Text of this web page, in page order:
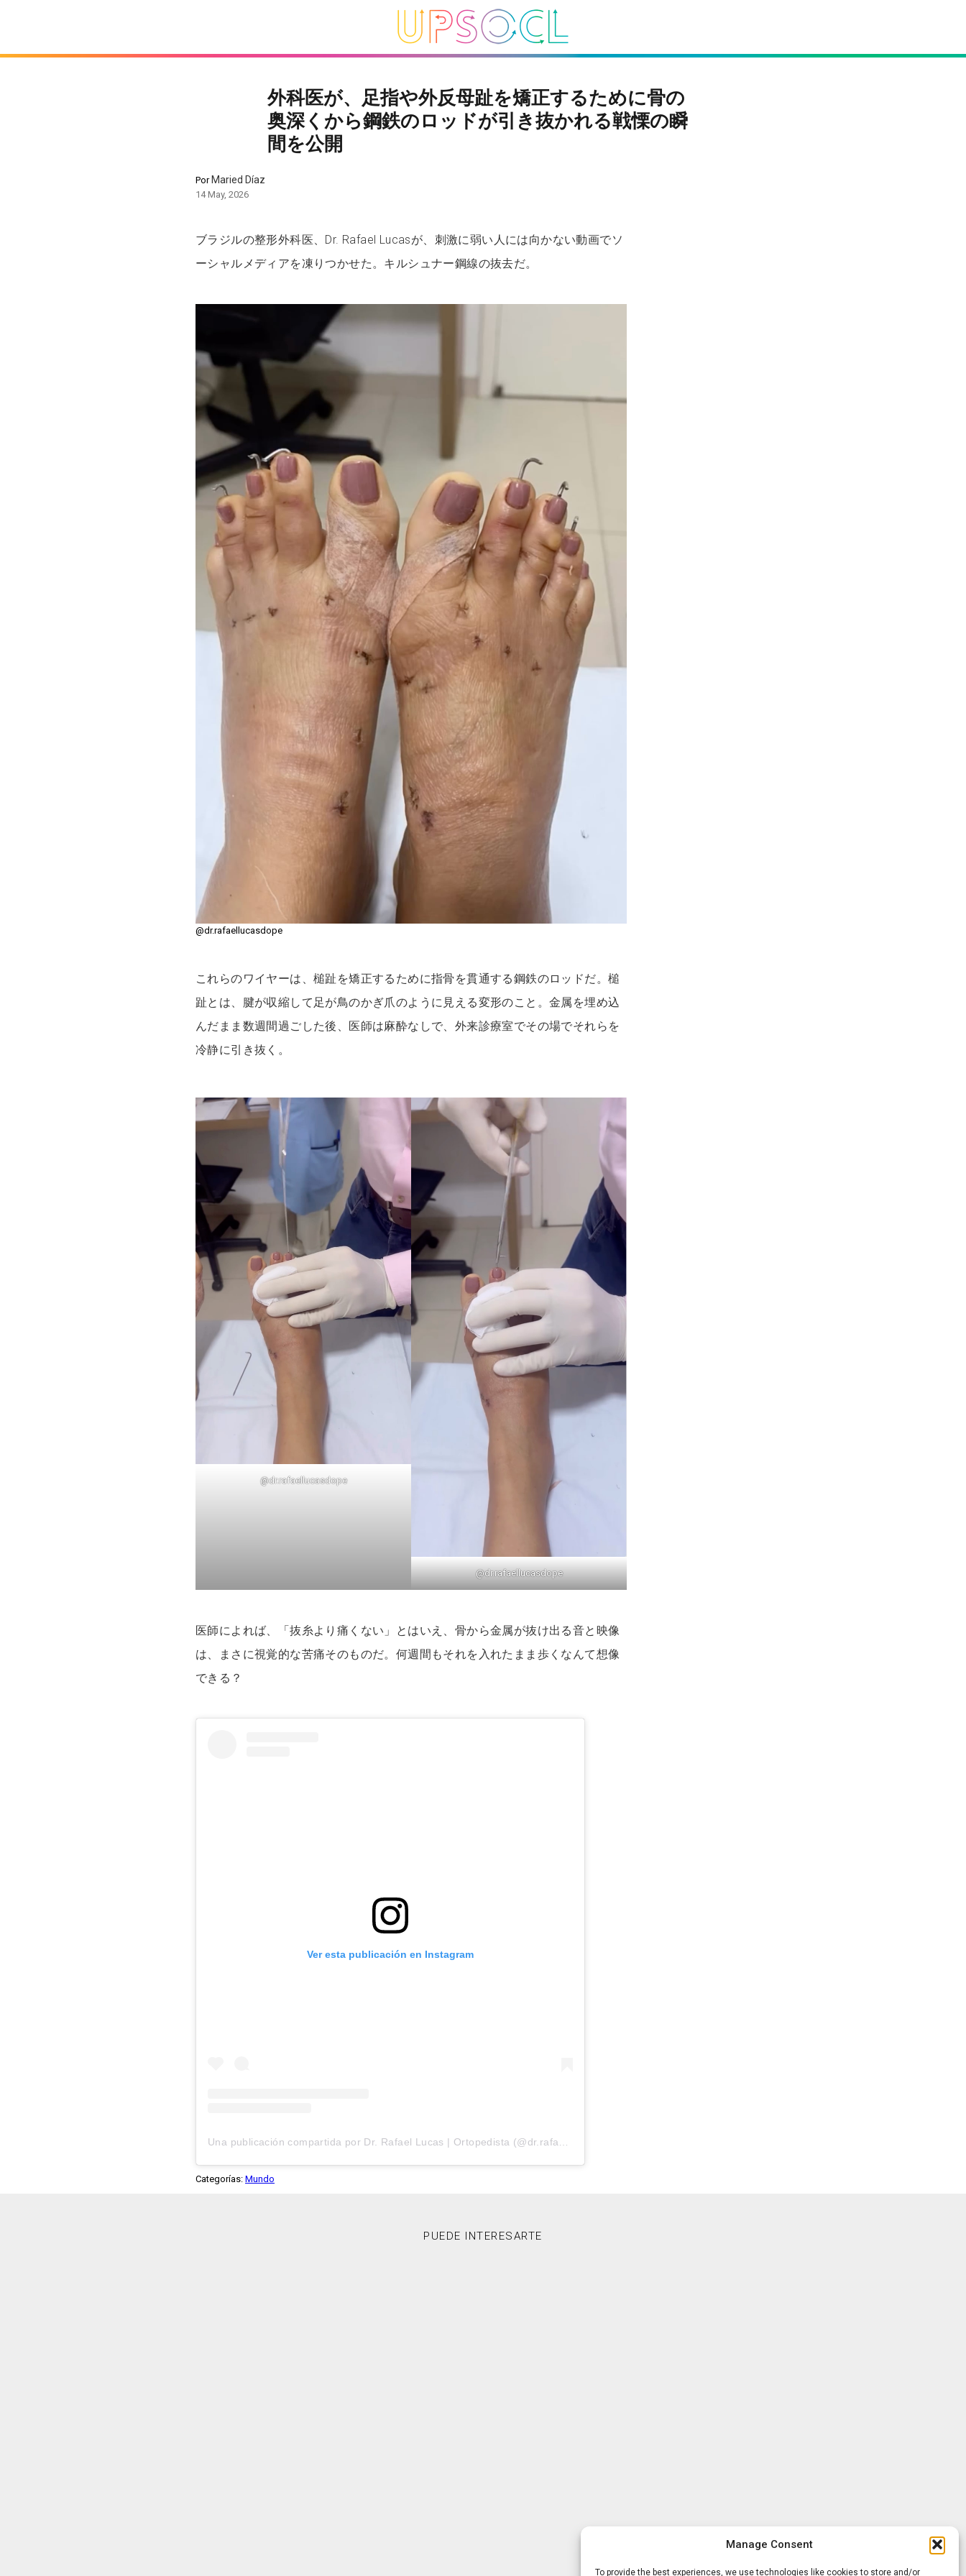
Manage Consent
To provide the best experiences, we use technologies like cookies to store and/or
外科医が、足指や外反母趾を矯正するために骨の
奥深くから鋼鉄のロッドが引き抜かれる戦慄の瞬
間を公開
PorMaried Díaz
14 May, 2026
ブラジルの整形外科医、Dr. Rafael Lucasが、刺激に弱い人には向かない動画でソ
ーシャルメディアを凍りつかせた。キルシュナー鋼線の抜去だ。
@dr.rafaellucasdope
これらのワイヤーは、槌趾を矯正するために指骨を貫通する鋼鉄のロッドだ。槌
趾とは、腱が収縮して足が鳥のかぎ爪のように見える変形のこと。金属を埋め込
んだまま数週間過ごした後、医師は麻酔なしで、外来診療室でその場でそれらを
冷静に引き抜く。
@dr.rafaellucasdope
@dr.rafaellucasdope
医師によれば、「抜糸より痛くない」とはいえ、骨から金属が抜け出る音と映像
は、まさに視覚的な苦痛そのものだ。何週間もそれを入れたまま歩くなんて想像
できる？
Ver esta publicación en Instagram
Categorías: Mundo
PUEDE INTERESARTE